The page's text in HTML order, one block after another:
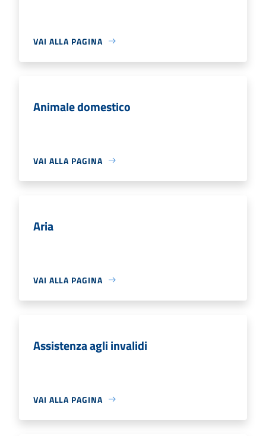
VAI ALLA PAGINA
Animale domestico
VAI ALLA PAGINA
Aria
VAI ALLA PAGINA
Assistenza agli invalidi
VAI ALLA PAGINA